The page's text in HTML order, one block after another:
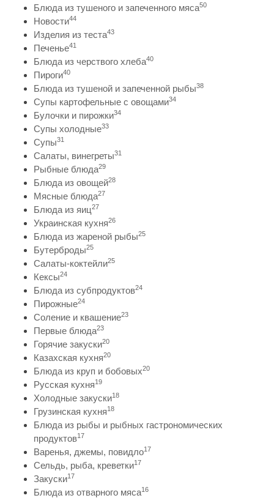
Блюда из тушеного и запеченного мяса50
Новости44
Изделия из теста43
Печенье41
Блюда из черствого хлеба40
Пироги40
Блюда из тушеной и запеченной рыбы38
Супы картофельные с овощами34
Булочки и пирожки34
Супы холодные33
Супы31
Салаты, винегреты31
Рыбные блюда29
Блюда из овощей28
Мясные блюда27
Блюда из яиц27
Украинская кухня26
Блюда из жареной рыбы25
Бутерброды25
Салаты-коктейли25
Кексы24
Блюда из субпродуктов24
Пирожные24
Соление и квашение23
Первые блюда23
Горячие закуски20
Казахская кухня20
Блюда из круп и бобовых20
Русская кухня19
Холодные закуски18
Грузинская кухня18
Блюда из рыбы и рыбных гастрономических
продуктов17
Варенья, джемы, повидло17
Сельдь, рыба, креветки17
Закуски17
Блюда из отварного мяса16